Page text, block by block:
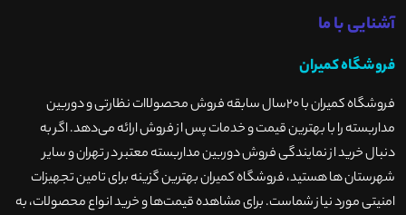
آشنایی با ما
فروشگاه کمیران
فروشگاه کمیران با ۲۰سال سابقه فروش محصولاات نظارتی و دوربین
مداربسته را با بهترین قیمت و خدمات پس از فروش ارائه می‌دهد. اگر به
دنبال خرید از نمایندگی فروش دوربین مداربسته معتبر در تهران و سایر
شهرستان ها هستید، فروشگاه کمیران بهترین گزینه برای تامین تجهیزات
امنیتی مورد نیاز شماست. برای مشاهده قیمت‌ها و خرید انواع محصولات، به